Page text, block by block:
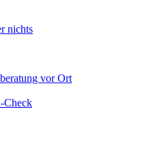
nichts
vor Ort
Check